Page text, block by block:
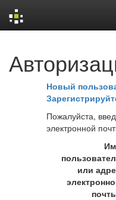
navigation
Новый
Пожалуйста,
электронной
или